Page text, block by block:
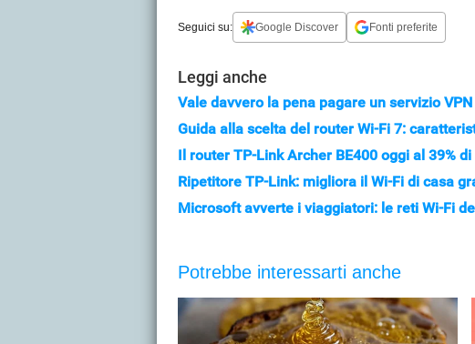
Seguici su: Google Discover Fonti preferite
Leggi anche
Vale davvero la pena pagare un servizio
Guida alla scelta del router Wi-Fi 7:
Il router TP-Link Archer BE400 oggi al 39%
Ripetitore TP-Link: migliora il Wi-Fi di casa
Microsoft avverte i viaggiatori: le reti Wi-Fi